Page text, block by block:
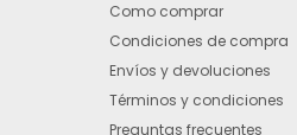
Como comprar
Condiciones de compra
Envíos y devoluciones
Términos y condiciones
Preguntas frecuentes